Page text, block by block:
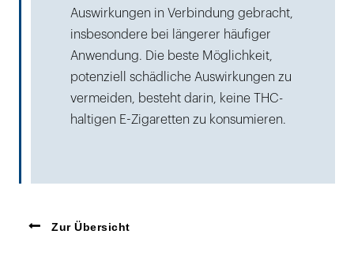
Auswirkungen in Verbindung gebracht,
insbesondere bei längerer häufiger
Anwendung. Die beste Möglichkeit,
potenziell schädliche Auswirkungen zu
vermeiden, besteht darin, keine THC-
haltigen E-Zigaretten zu konsumieren.
Zur Übersicht